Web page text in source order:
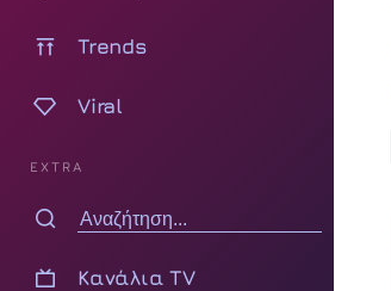
Trends
Viral
EXTRA
Κανάλια TV